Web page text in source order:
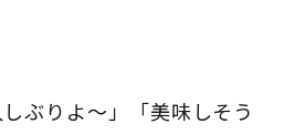
しぶりよ～」「美味しそう